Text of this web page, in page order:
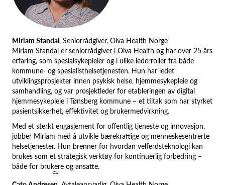
Miriam Standal, Seniorrådgiver, Oiva Health Norge
Miriam Standal er seniorrådgiver i Oiva Health og har over 25 års
erfaring, som spesialsykepleier og i ulike lederroller fra både
kommune- og spesialisthelsetjenesten. Hun har ledet
utviklingsprosjekter innen psykisk helse, hjemmesykepleie og
samhandling, og var prosjektleder for etableringen av digital
hjemmesykepleie i Tønsberg kommune – et tiltak som har styrket
pasientsikkerhet, effektivitet og brukermedvirkning.
Med et sterkt engasjement for offentlig tjeneste og innovasjon,
jobber Miriam med å utvikle bærekraftige og menneskesentrerte
helsetjenester. Hun brenner for hvordan velferdsteknologi kan
brukes som et strategisk verktøy for kontinuerlig forbedring –
både for brukere og ansatte.